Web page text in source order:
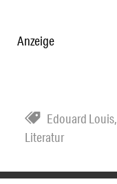
Anzeige
Edouard Louis,
Literatur